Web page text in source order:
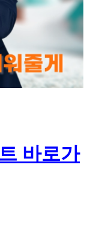
바로가